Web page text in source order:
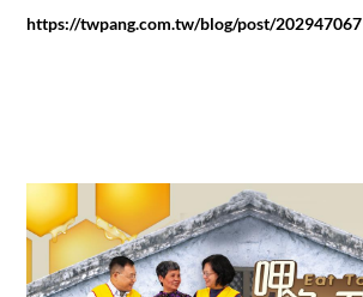
https://twpang.com.tw/blog/post/202947067